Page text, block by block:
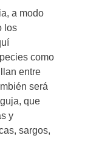
a modo
los
como
entre
será
que
y
sargos,